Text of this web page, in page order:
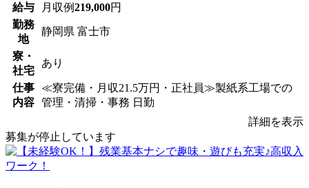
給与 月収例219,000円
勤務
地
静岡県 富士市
寮・
社宅
あり
仕事
内容
≪寮完備・月収21.5万円・正社員≫製紙系工場での
管理・清掃・事務 日勤
詳細を表示
募集が停止しています